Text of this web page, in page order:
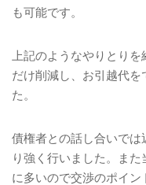
も可能です。
上記のようなやりとり
だけ削減し、お引越代
た。
債権者との話し合いで
り強く行いました。ま
に多いので交渉のポイ